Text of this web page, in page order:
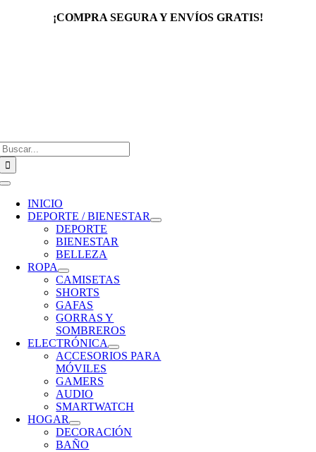
¡COMPRA SEGURA Y ENVÍOS GRATIS!
Toggle
Navigation
INICIO
DEPORTE / BIENESTAR
DEPORTE
BIENESTAR
BELLEZA
ROPA
CAMISETAS
SHORTS
GAFAS
GORRAS Y
SOMBREROS
ELECTRÓNICA
ACCESORIOS PARA
MÓVILES
GAMERS
AUDIO
SMARTWATCH
HOGAR
DECORACIÓN
BAÑO